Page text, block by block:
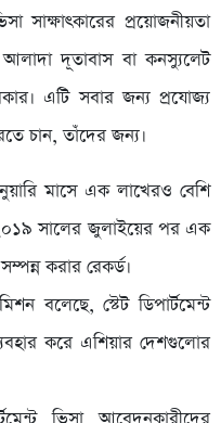
প্রয়োজনীয়তা
দূতাবাস বা কনস্যুলেট
এটি সবার জন্য প্রযোজ্য
চান, তাঁদের জন্য।
মাসে এক লাখেরও বেশি
সালের জুলাইয়ের পর এক
করার রেকর্ড।
বলেছে, স্টেট ডিপার্টমেন্ট
করে এশিয়ার দেশগুলোর